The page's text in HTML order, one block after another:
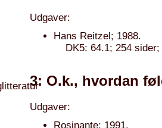
Udgaver:
Hans Reitzel; 1988.
DK5: 64.1; 254 sider;
3: O.k., hvordan
Udgaver:
Rosinante; 1991.